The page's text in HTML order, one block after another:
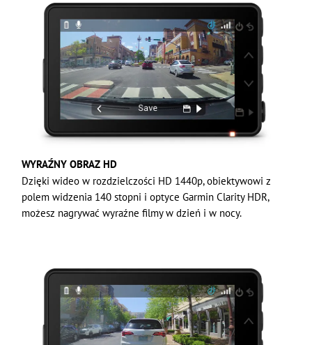
WYRAŹNY OBRAZ HD
Dzięki wideo w rozdzielczości HD 1440p, obiektywowi z
polem widzenia 140 stopni i optyce Garmin Clarity HDR,
możesz nagrywać wyraźne filmy w dzień i w nocy.